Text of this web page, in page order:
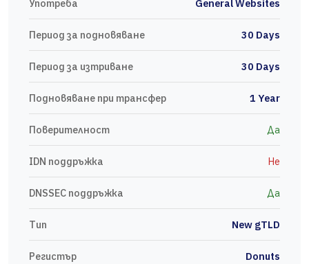
Употреба General Websites
Период за подновяване 30 Days
Период за изтриване 30 Days
Подновяване при трансфер 1 Year
Поверителност Да
IDN поддръжка Не
DNSSEC поддръжка Да
Тип New gTLD
Регистър Donuts